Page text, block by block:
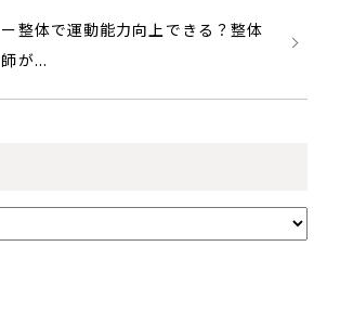
ー整体で運動能力向上できる？整体
師が...